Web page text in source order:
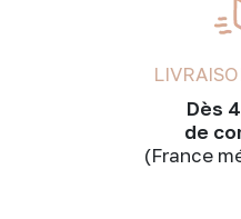
Dès
de
(France